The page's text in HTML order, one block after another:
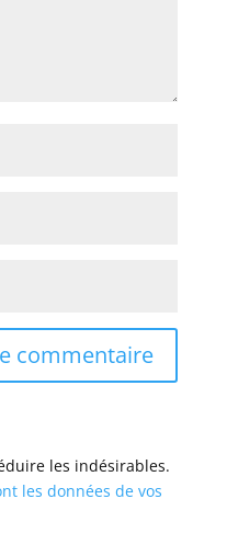
les indésirables.
les données de vos